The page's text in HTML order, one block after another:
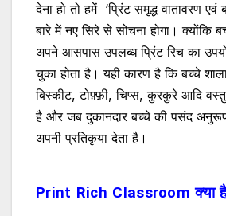
देना हो तो हमें ‘प्रिंट समृद्ध वातावरण
बारे में नए सिरे से सोचना होगा। क्योंकि
अपने आसपास उपलब्ध प्रिंट रिच का
चुका होता है। यही कारण है कि बच्चे
बिस्कीट, टोफ़्फ़ी, चिप्स, कुरकुरे आदि
है और जब दुकानदार बच्चे की पसंद अनुरूप
अपनी प्रतिकृया देता है।
Print Rich Classroom क्या